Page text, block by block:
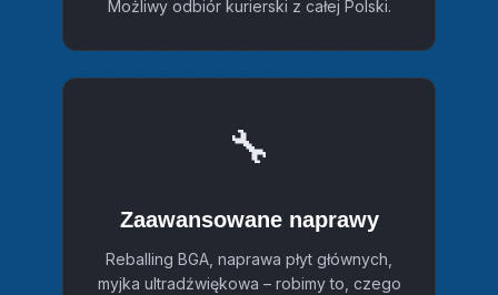
Możliwy odbiór kurierski z całej Polski.
🔧
Zaawansowane naprawy
Reballing BGA, naprawa płyt głównych,
myjka ultradźwiękowa – robimy to, czego